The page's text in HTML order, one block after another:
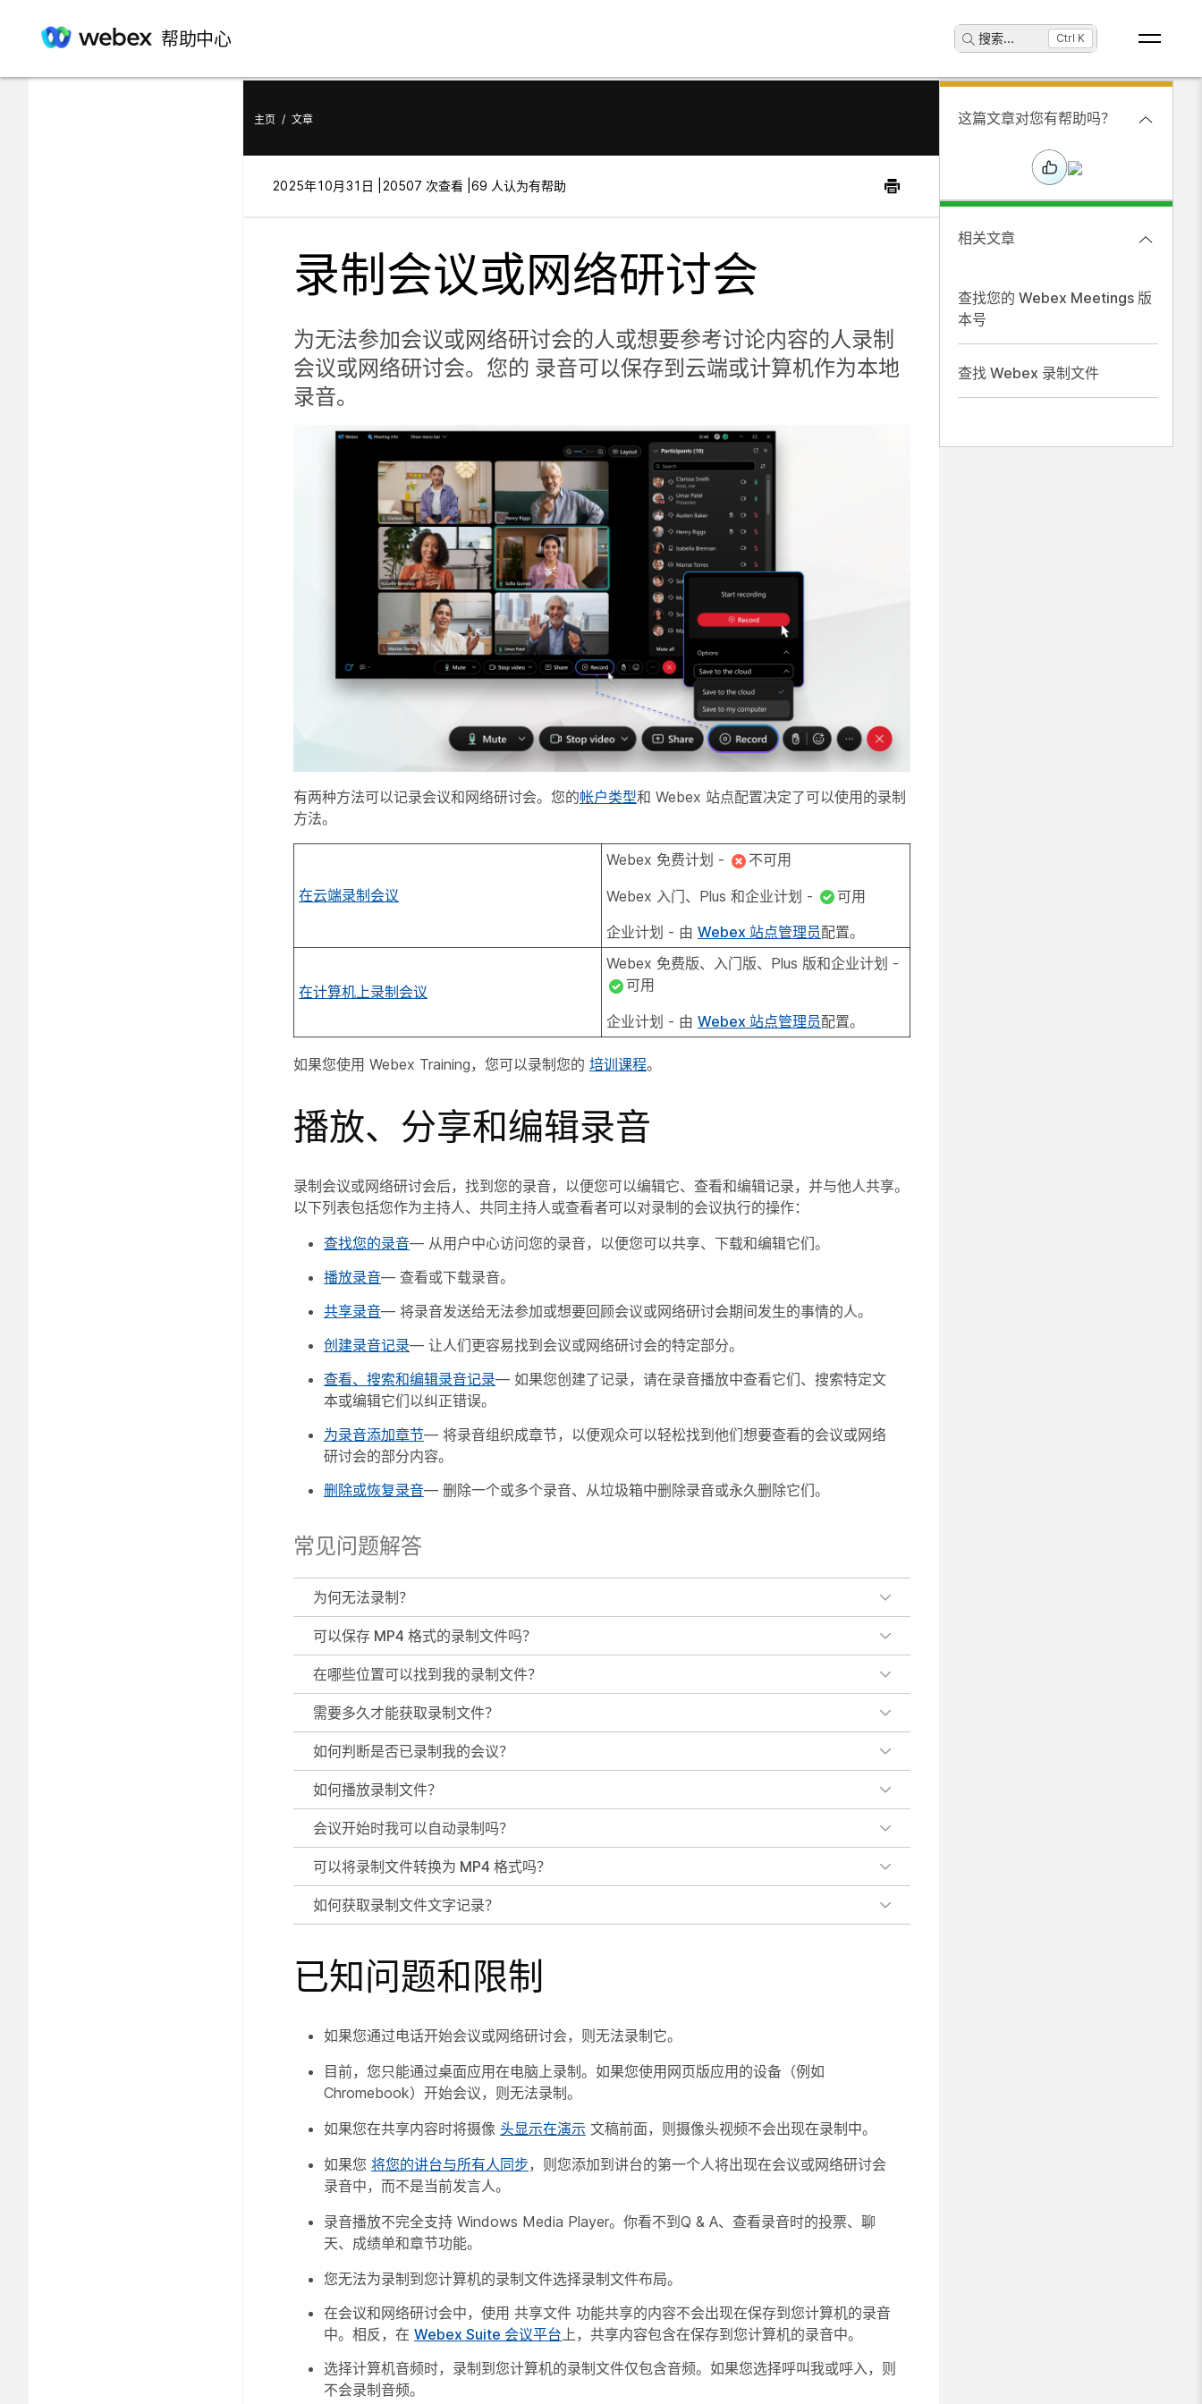
帮助中心 搜索... Ctrl K
在此文章中
主页 / 文章
2025年10月31日 | 20507 次查看 | 69 人认为有帮助
录制会议或网络研讨会
为无法参加会议或网络研讨会的人或想要参考讨论内容的人录制
会议或网络研讨会。您的 录音可以保存到云端或计算机作为本地
录音。
有两种方法可以记录会议和网络研讨会。您的帐户类型和 Webex 站点配置决定了可以使用的录制
方法。
在云端录制会议
Webex 免费计划 - 不可用
Webex 入门、Plus 和企业计划 - 可用
企业计划 - 由 Webex 站点管理员配置。
在计算机上录制会议
Webex 免费版、入门版、Plus 版和企业计划 -
可用
企业计划 - 由 Webex 站点管理员配置。
如果您使用 Webex Training，您可以录制您的 培训课程。
播放、分享和编辑录音
录制会议或网络研讨会后，找到您的录音，以便您可以编辑它、查看和编辑记录，并与他人共享。
以下列表包括您作为主持人、共同主持人或查看者可以对录制的会议执行的操作：
查找您的录音— 从用户中心访问您的录音，以便您可以共享、下载和编辑它们。
播放录音— 查看或下载录音。
共享录音— 将录音发送给无法参加或想要回顾会议或网络研讨会期间发生的事情的人。
创建录音记录— 让人们更容易找到会议或网络研讨会的特定部分。
查看、搜索和编辑录音记录— 如果您创建了记录，请在录音播放中查看它们、搜索特定文
本或编辑它们以纠正错误。
为录音添加章节— 将录音组织成章节，以便观众可以轻松找到他们想要查看的会议或网络
研讨会的部分内容。
删除或恢复录音— 删除一个或多个录音、从垃圾箱中删除录音或永久删除它们。
常见问题解答
为何无法录制？
可以保存 MP4 格式的录制文件吗？
在哪些位置可以找到我的录制文件？
需要多久才能获取录制文件？
如何判断是否已录制我的会议？
如何播放录制文件？
会议开始时我可以自动录制吗？
可以将录制文件转换为 MP4 格式吗？
如何获取录制文件文字记录？
已知问题和限制
如果您通过电话开始会议或网络研讨会，则无法录制它。
目前，您只能通过桌面应用在电脑上录制。如果您使用网页版应用的设备（例如
Chromebook）开始会议，则无法录制。
如果您在共享内容时将摄像 头显示在演示 文稿前面，则摄像头视频不会出现在录制中。
如果您 将您的讲台与所有人同步，则您添加到讲台的第一个人将出现在会议或网络研讨会
录音中，而不是当前发言人。
录音播放不完全支持 Windows Media Player。你看不到Q & A、查看录音时的投票、聊
天、成绩单和章节功能。
您无法为录制到您计算机的录制文件选择录制文件布局。
在会议和网络研讨会中，使用 共享文件 功能共享的内容不会出现在保存到您计算机的录音
中。相反，在 Webex Suite 会议平台 上，共享内容包含在保存到您计算机的录音中。
选择计算机音频时，录制到您计算机的录制文件仅包含音频。如果您选择呼叫我或呼入 ，则
不会录制音频。
这篇文章对您有帮助吗？
相关文章
查找您的 Webex Meetings 版
本号
查找 Webex 录制文件